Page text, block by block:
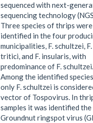
sequenced with next-
sequencing technology
Three species of thrips were
identified in the four
municipalities, F. schultzei, F.
tritici, and F. insularis, with
predominance of F. schultzei.
Among the identified
only F. schultzei is
vector of Tospovirus. In
samples it was identified
Groundnut ringspot virus